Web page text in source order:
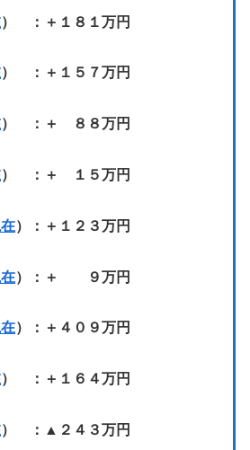
） ：＋１８１万円
） ：＋１５７万円
） ：＋ ８８万円
） ：＋ １５万円
）：＋１２３万円
）：＋ ９万円
）：＋４０９万円
） ：＋１６４万円
） ：▲２４３万円